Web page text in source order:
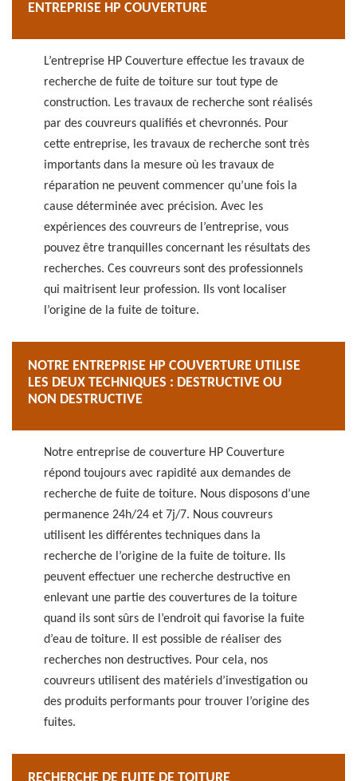
ENTREPRISE HP COUVERTURE
L’entreprise HP Couverture effectue les travaux de
recherche de fuite de toiture sur tout type de
construction. Les travaux de recherche sont réalisés
par des couvreurs qualifiés et chevronnés. Pour
cette entreprise, les travaux de recherche sont très
importants dans la mesure où les travaux de
réparation ne peuvent commencer qu’une fois la
cause déterminée avec précision. Avec les
expériences des couvreurs de l’entreprise, vous
pouvez être tranquilles concernant les résultats des
recherches. Ces couvreurs sont des professionnels
qui maitrisent leur profession. Ils vont localiser
l’origine de la fuite de toiture.
NOTRE ENTREPRISE HP COUVERTURE UTILISE
LES DEUX TECHNIQUES : DESTRUCTIVE OU
NON DESTRUCTIVE
Notre entreprise de couverture HP Couverture
répond toujours avec rapidité aux demandes de
recherche de fuite de toiture. Nous disposons d’une
permanence 24h/24 et 7j/7. Nous couvreurs
utilisent les différentes techniques dans la
recherche de l’origine de la fuite de toiture. Ils
peuvent effectuer une recherche destructive en
enlevant une partie des couvertures de la toiture
quand ils sont sûrs de l’endroit qui favorise la fuite
d’eau de toiture. Il est possible de réaliser des
recherches non destructives. Pour cela, nos
couvreurs utilisent des matériels d’investigation ou
des produits performants pour trouver l’origine des
fuites.